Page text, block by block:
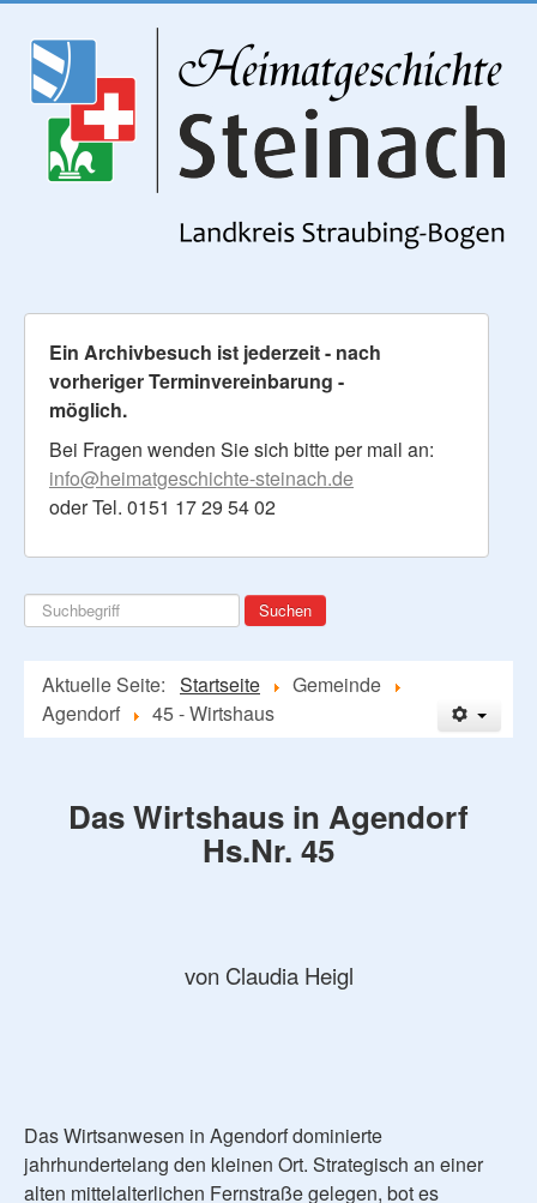
Ein Archivbesuch ist jederzeit - nach
vorheriger Terminvereinbarung -
möglich.
Bei Fragen wenden Sie sich bitte per mail an:
info@heimatgeschichte-steinach.de
oder Tel. 0151 17 29 54 02
Suchen
...
Suchen
Aktuelle Seite: Startseite
Gemeinde
Agendorf
45 - Wirtshaus
Das Wirtshaus in Agendorf
Hs.Nr. 45
von Claudia Heigl
Das Wirtsanwesen in Agendorf dominierte
jahrhundertelang den kleinen Ort. Strategisch an einer
alten mittelalterlichen Fernstraße gelegen, bot es